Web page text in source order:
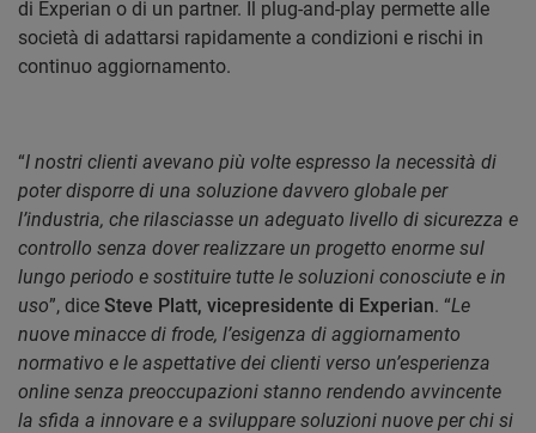
di Experian o di un partner. Il plug-and-play permette alle
società di adattarsi rapidamente a condizioni e rischi in
continuo aggiornamento.
“I nostri clienti avevano più volte espresso la necessità di
poter disporre di una soluzione davvero globale per
l’industria, che rilasciasse un adeguato livello di sicurezza e
controllo senza dover realizzare un progetto enorme sul
lungo periodo e sostituire tutte le soluzioni conosciute e in
uso”, dice Steve Platt, vicepresidente di Experian. “Le
nuove minacce di frode, l’esigenza di aggiornamento
normativo e le aspettative dei clienti verso un’esperienza
online senza preoccupazioni stanno rendendo avvincente
la sfida a innovare e a sviluppare soluzioni nuove per chi si